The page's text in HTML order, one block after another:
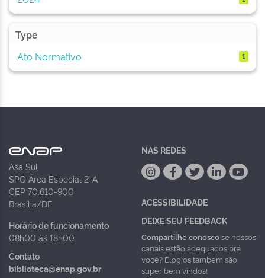
Type
Ato Normativo
1
Asa Sul
SPO Área Especial 2-A
CEP 70.610-900
Brasília/DF
Horário de funcionamento
08h00 às 18h00
Contato
biblioteca@enap.gov.br
NAS REDES
ACESSIBILIDADE
DEIXE SEU FEEDBACK
Compartilhe conoscose nossos
canais estão adequados pra
você? Elogios também são
super bem vindos!